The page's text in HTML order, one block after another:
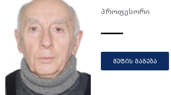
პროფესორი
მეტის გაგება